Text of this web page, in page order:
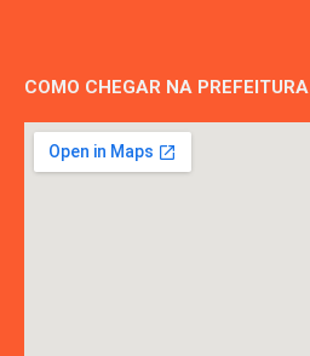
COMO CHEGAR NA PREFEITURA